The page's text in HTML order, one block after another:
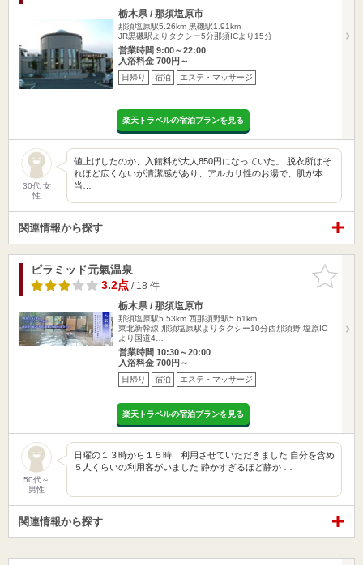
栃木県 / 那須塩原市
那須塩原駅5.26km 黒磯駅1.91km
JR黒磯駅よりタクシー5分那須ICより15分
営業時間 9:00～22:00
入浴料金 700円～
日帰り 宿泊 エステ・マッサージ
楽天トラベルの宿泊プランを見る
30代 女
性
値上げしたのか、入館料が大人850円になっていた。 脱衣所はそ
れほど広くないが清潔感があり、アルカリ性のお湯で、肌が本
当…
関連情報から探す
お気に入
りに追加
ピラミッド元氣温泉
3.2点/ 18 件
栃木県 / 那須塩原市
那須塩原駅5.53km 西那須野駅5.61km
東北新幹線 那須塩原駅よりタクシー10分西那須野 塩原IC
より国道4…
営業時間 10:30～20:00
入浴料金 700円～
日帰り 宿泊 エステ・マッサージ
楽天トラベルの宿泊プランを見る
50代～
男性
日曜の１３時から１５時 利用させていただきました 自分を含め
５人くらいの利用客がいました 静かすぎるほど静か …
関連情報から探す